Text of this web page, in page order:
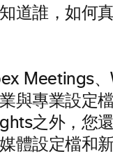
道誰，如何
Meetings
與專業設定
之外，您
體設定檔和